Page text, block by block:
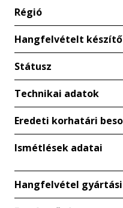
Régió
Hangfelvételt
Státusz
Technikai adatok
Eredeti korhatári
Ismétlések adatai
Hangfelvétel